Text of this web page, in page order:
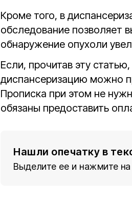
Кроме того, в
обследование позволяет
обнаружение опухоли
Если, прочитав эту
диспансеризацию можно
Прописка при этом не
обязаны предоставить
Нашли опечатку в
Выделите ее и нажмите на